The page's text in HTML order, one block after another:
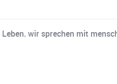
wir sprechen mit